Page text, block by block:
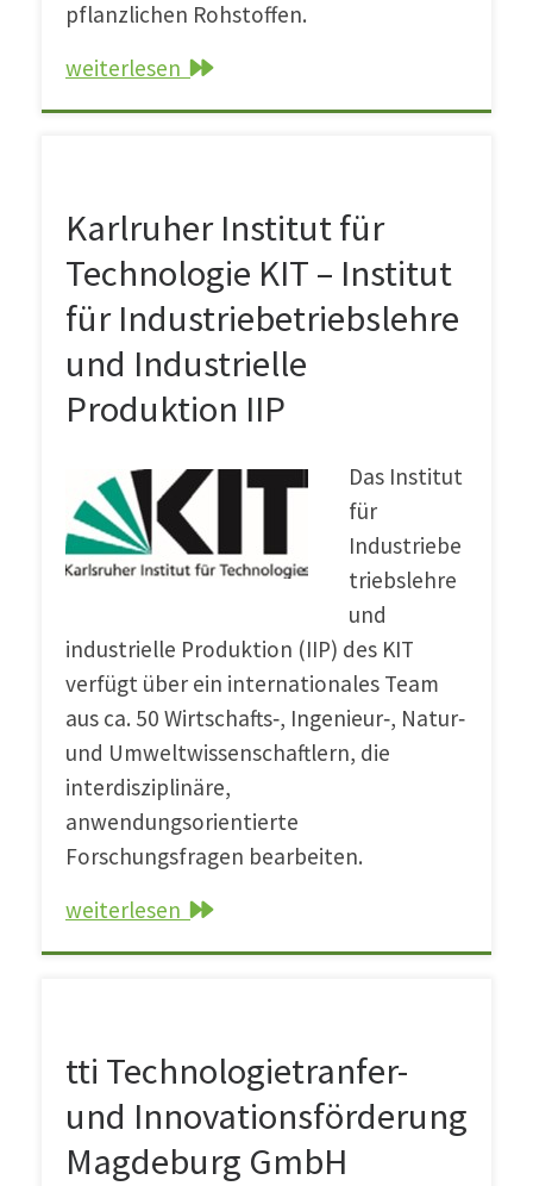
pflanzlichen Rohstoffen.
weiterlesen
Karlruher Institut für
Technologie KIT – Institut
für Industriebetriebslehre
und Industrielle
Produktion IIP
Das Institut
für
Industriebe
triebslehre
und
industrielle Produktion (IIP) des KIT
verfügt über ein internationales Team
aus ca. 50 Wirtschafts‐, Ingenieur‐, Natur‐
und Umweltwissenschaftlern, die
interdisziplinäre,
anwendungsorientierte
Forschungsfragen bearbeiten.
weiterlesen
tti Technologietranfer-
und Innovationsförderung
Magdeburg GmbH